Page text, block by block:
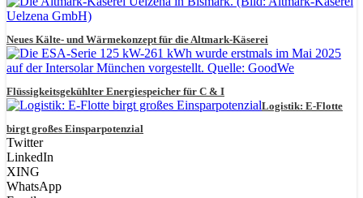
Neues Kälte- und Wärmekonzept für die Altmark-Käserei
Flüssigkeitsgekühlter Energiespeicher für C & I
Logistik: E-Flotte
birgt großes Einsparpotenzial
Twitter
LinkedIn
XING
WhatsApp